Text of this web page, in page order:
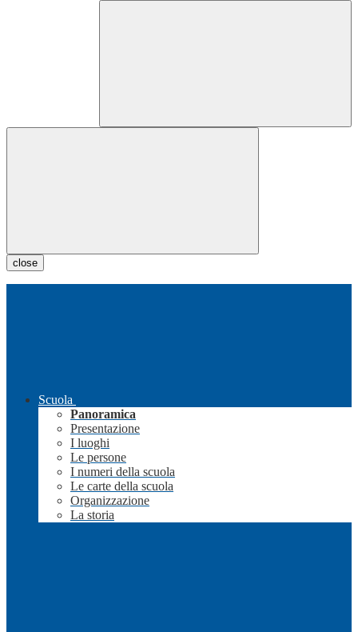
close
Scuola
Panoramica
Presentazione
I luoghi
Le persone
I numeri della scuola
Le carte della scuola
Organizzazione
La storia